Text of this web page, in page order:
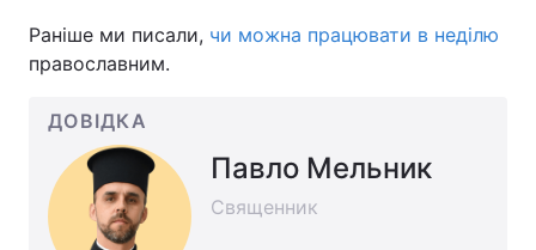
Раніше ми писали, чи можна працювати в неділю
православним.
ДОВІДКА
Павло Мельник
Священник